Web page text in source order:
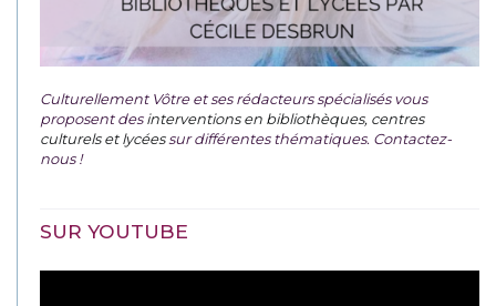
Culturellement Vôtre et ses rédacteurs spécialisés vous
proposent desinterventions en bibliothèques, centres
culturels et lycéessur différentes thématiques. Contactez-
nous !
SUR YOUTUBE